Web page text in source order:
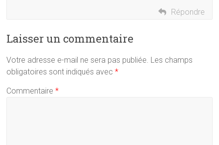
Répondre
Laisser un commentaire
Votre adresse e-mail ne sera pas publiée. Les champs
obligatoires sont indiqués avec*
Commentaire*